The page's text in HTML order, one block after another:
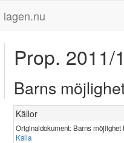
lagen.nu
Prop. 2011/
Barns
Källor
Originaldokument: Barns möjlighet
Källa